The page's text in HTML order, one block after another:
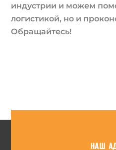
индустрии и можем
логистикой, но и
Обращайтесь!
НАШ